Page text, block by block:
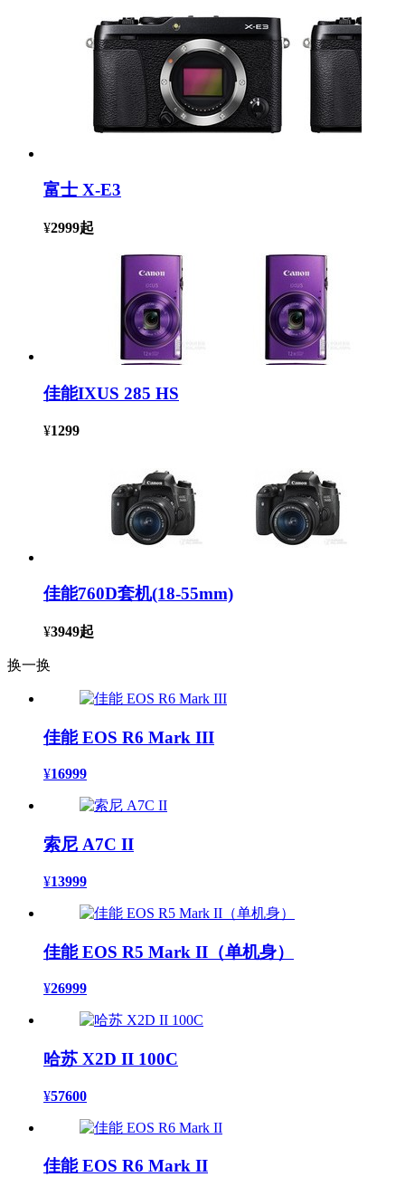
富士 X-E3
¥2999起
佳能IXUS 285 HS
¥1299
佳能760D套机(18-55mm)
¥3949起
换一换
佳能 EOS R6 Mark III
¥16999
索尼 A7C II
¥13999
佳能 EOS R5 Mark II（单机身）
¥26999
哈苏 X2D II 100C
¥57600
佳能 EOS R6 Mark II